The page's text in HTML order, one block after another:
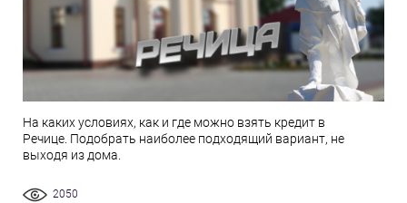
На каких условиях, как и где можно взять кредит в
Речице. Подобрать наиболее подходящий вариант, не
выходя из дома.
2050